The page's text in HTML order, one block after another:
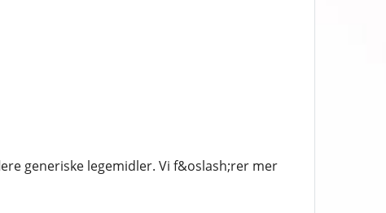
generiske legemidler. Vi f&oslash;rer mer